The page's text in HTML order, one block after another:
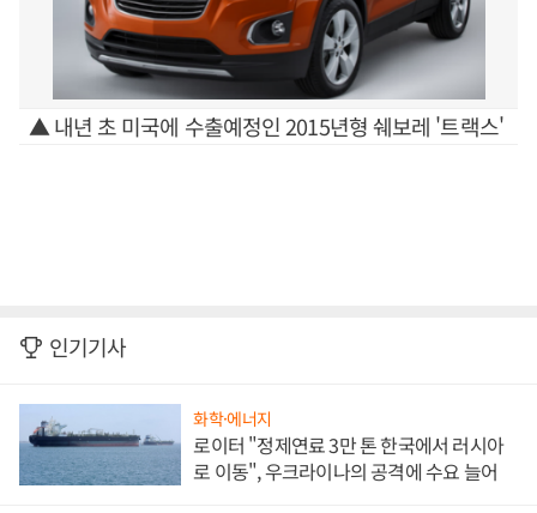
▲ 내년 초 미국에 수출예정인 2015년형 쉐보레 '트랙스'
인기기사
화학·에너지
로이터 "정제연료 3만 톤 한국에서 러시아
로 이동", 우크라이나의 공격에 수요 늘어